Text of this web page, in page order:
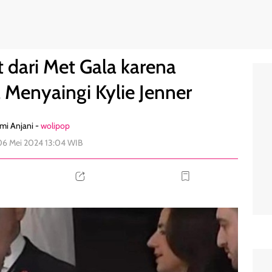
dari Met Gala karena
Kylie Jenner
Anjani -wolipop
Mei 2024 13:04 WIB